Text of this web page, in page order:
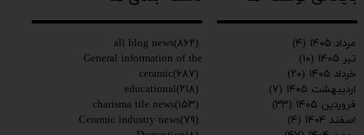
all blog news(۸۶۲)
General information of the
ceramic(۶۸۷)
educational(۲۱۸)
charisma tile news(۱۵۳)
Ceramic industry news(۷۹)
مرداد ۱۴۰۵
(۴)
تیر ۱۴۰۵
(۱۰)
خرداد ۱۴۰۵
(۲۰)
اردیبهشت ۱۴۰۵
(۷)
فروردین ۱۴۰۵
(۳۳)
اسفند ۱۴۰۴
(۴)